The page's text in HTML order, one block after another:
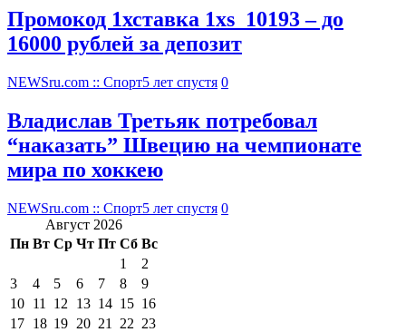
Промокод 1хставка 1xs_10193 – до
16000 рублей за депозит
NEWSru.com :: Спорт5 лет спустя 0
Владислав Третьяк потребовал
“наказать” Швецию на чемпионате
мира по хоккею
NEWSru.com :: Спорт5 лет спустя 0
Август 2026
Пн Вт Ср Чт Пт Сб Вс
1
2
3
4 5 6 7 8
9
10 11 12 13 14 15 16
17 18 19 20 21 22 23